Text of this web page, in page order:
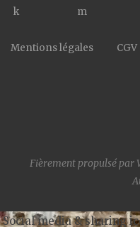
Mentions légales CGV
Fièrement propulsé par
Social media & sharing